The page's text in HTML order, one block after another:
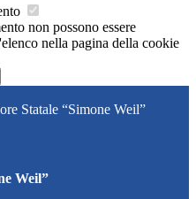
non possono essere
nella pagina della cookie
Statale “Simone Weil”
Weil”